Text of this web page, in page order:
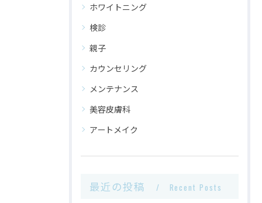
ホワイトニング
検診
親子
カウンセリング
メンテナンス
美容皮膚科
アートメイク
最近の投稿 Recent Posts